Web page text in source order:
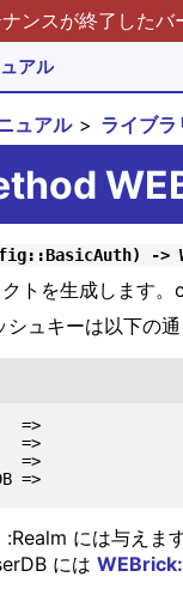
ンスが終了した
アル
ュアル ライブラ
->
トを生成します。
ュキーは以下の通
=>
=>
=>
:AutoReloadUserDB =>
には与えま
には